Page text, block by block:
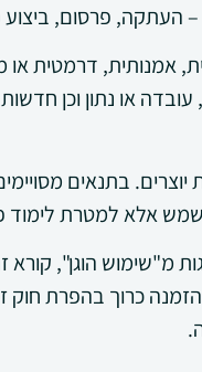
העתקה, פרסום, ביצוע
אמנותית, דרמטית
או נתון וכן
בתנאים
אלא למטרת לימוד
הוגן", קורא זה
כרוך בהפרת חוק